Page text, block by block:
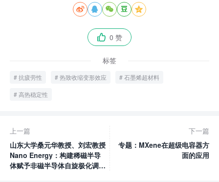
    
 0 赞
标签
抗疲劳性 热致收缩变形效应 石墨烯超材料
高热稳定性
上一篇
山东大学桑元华教授、刘宏教授
Nano Energy：构建稀磁半导
体赋予非磁半导体自旋极化调控
下一篇
专题：MXene在超级电容器方
面的应用